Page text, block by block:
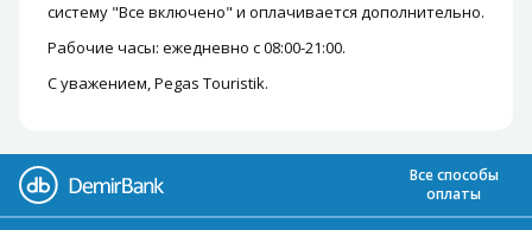
систему "Все включено" и оплачивается дополнительно.
Рабочие часы: ежедневно с 08:00-21:00.
С уважением, Pegas Touristik.
Все способы
оплаты